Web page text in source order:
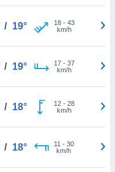
/ 19° 18- 43
km/h
/ 19° 17- 37
km/h
/ 18° 12- 28
km/h
/ 18° 11 - 30
km/h